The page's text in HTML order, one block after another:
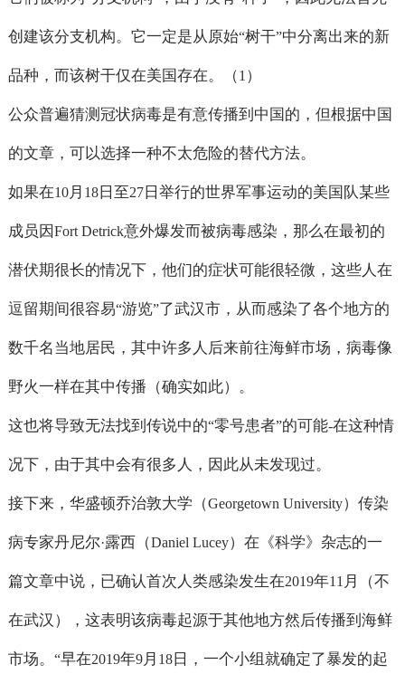
创建该分支机构。它一定是从原始“树干”中分离出来的新
品种，而该树干仅在美国存在。（1）
公众普遍猜测冠状病毒是有意传播到中国的，但根据中国
的文章，可以选择一种不太危险的替代方法。
如果在10月 18日至27日举行的世界军事运动的美国队某些
成员因Fort Detrick意外爆发而被病毒感染，那么在最初的
潜伏期很长的情况下，他们的症状可能很轻微，这些人在
逗留期间很容易“游览”了武汉市，从而感染了各个地方的
数千名当地居民，其中许多人后来前往海鲜市场，病毒像
野火一样在其中传播（确实如此）。
这也将导致无法找到传说中的“零号患者”的可能-在这种情
况下，由于其中会有很多人，因此从未发现过。
接下来，华盛顿乔治敦大学（Georgetown University）传染
病专家丹尼尔·露西（Daniel Lucey）在《科学》杂志的一
篇文章中说，已确认首次人类感染发生在2019年11 月（不
在武汉），这表明该病毒起源于其他地方然后传播到海鲜
市场。 “早在2019年9月 18日，一个小组就确定了暴发的起